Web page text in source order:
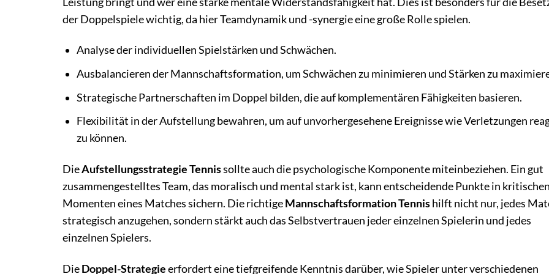
der Doppelspiele wichtig, da hier Teamdynamik und -synergie eine große Rolle spielen.
Analyse der individuellen Spielstärken und Schwächen.
Ausbalancieren der Mannschaftsformation, um Schwächen zu minimieren und Stärken zu
Strategische Partnerschaften im Doppel bilden, die auf komplementären Fähigkeiten basieren.
Flexibilität in der Aufstellung bewahren, um auf unvorhergesehene Ereignisse wie Verletzungen
zu können.
DieAufstellungsstrategie Tennissollte auch die psychologische Komponente miteinbeziehen. Ein gut
zusammengestelltes Team, das moralisch und mental stark ist, kann entscheidende Punkte in kritischen
Momenten eines Matches sichern. Die richtigeMannschaftsformation Tennishilft nicht nur, jedes
strategisch anzugehen, sondern stärkt auch das Selbstvertrauen jeder einzelnen Spielerin und jedes
einzelnen Spielers.
DieDoppel-Strategieerfordert eine tiefgreifende Kenntnis darüber, wie Spieler unter verschiedenen